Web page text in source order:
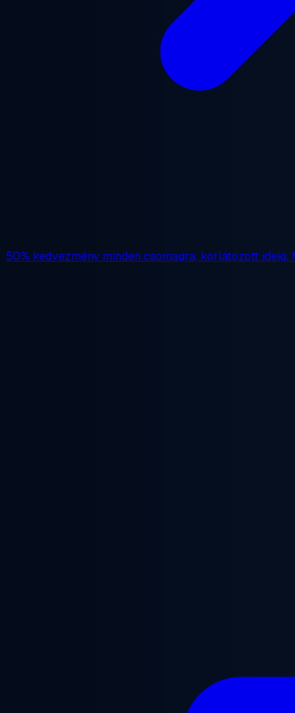
50% kedvezmény minden csomagra, korlátozott ideig.